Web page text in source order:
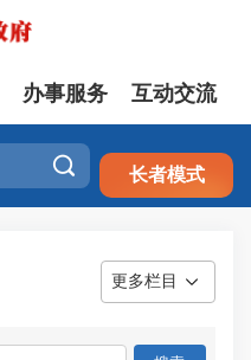
注册 登录
办事服务 互动交流
 长者模式
更多栏目